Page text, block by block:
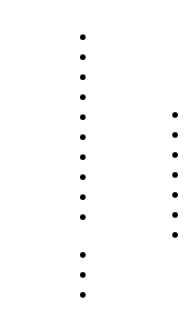
Arte y vino
Sudamerica